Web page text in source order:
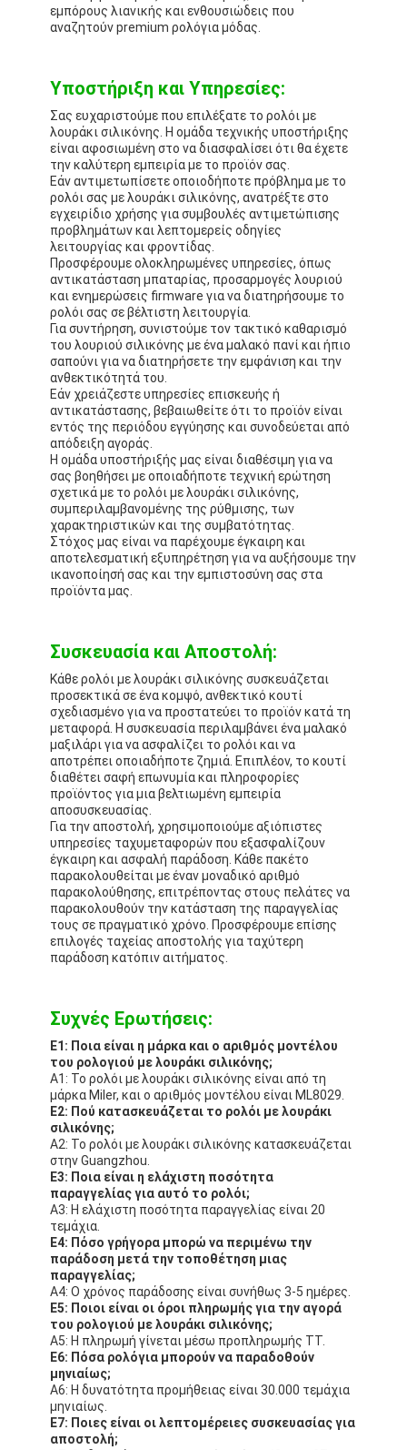
εμπόρους λιανικής και ενθουσιώδεις που
αναζητούν premium ρολόγια μόδας.
Υποστήριξη και Υπηρεσίες:
Σας ευχαριστούμε που επιλέξατε το ρολόι με
λουράκι σιλικόνης. Η ομάδα τεχνικής υποστήριξης
είναι αφοσιωμένη στο να διασφαλίσει ότι θα έχετε
την καλύτερη εμπειρία με το προϊόν σας.
Εάν αντιμετωπίσετε οποιοδήποτε πρόβλημα με το
ρολόι σας με λουράκι σιλικόνης, ανατρέξτε στο
εγχειρίδιο χρήσης για συμβουλές αντιμετώπισης
προβλημάτων και λεπτομερείς οδηγίες
λειτουργίας και φροντίδας.
Προσφέρουμε ολοκληρωμένες υπηρεσίες, όπως
αντικατάσταση μπαταρίας, προσαρμογές λουριού
και ενημερώσεις firmware για να διατηρήσουμε το
ρολόι σας σε βέλτιστη λειτουργία.
Για συντήρηση, συνιστούμε τον τακτικό καθαρισμό
του λουριού σιλικόνης με ένα μαλακό πανί και ήπιο
σαπούνι για να διατηρήσετε την εμφάνιση και την
ανθεκτικότητά του.
Εάν χρειάζεστε υπηρεσίες επισκευής ή
αντικατάστασης, βεβαιωθείτε ότι το προϊόν είναι
εντός της περιόδου εγγύησης και συνοδεύεται από
απόδειξη αγοράς.
Η ομάδα υποστήριξής μας είναι διαθέσιμη για να
σας βοηθήσει με οποιαδήποτε τεχνική ερώτηση
σχετικά με το ρολόι με λουράκι σιλικόνης,
συμπεριλαμβανομένης της ρύθμισης, των
χαρακτηριστικών και της συμβατότητας.
Στόχος μας είναι να παρέχουμε έγκαιρη και
αποτελεσματική εξυπηρέτηση για να αυξήσουμε την
ικανοποίησή σας και την εμπιστοσύνη σας στα
προϊόντα μας.
Συσκευασία και Αποστολή:
Κάθε ρολόι με λουράκι σιλικόνης συσκευάζεται
προσεκτικά σε ένα κομψό, ανθεκτικό κουτί
σχεδιασμένο για να προστατεύει το προϊόν κατά τη
μεταφορά. Η συσκευασία περιλαμβάνει ένα μαλακό
μαξιλάρι για να ασφαλίζει το ρολόι και να
αποτρέπει οποιαδήποτε ζημιά. Επιπλέον, το κουτί
διαθέτει σαφή επωνυμία και πληροφορίες
προϊόντος για μια βελτιωμένη εμπειρία
αποσυσκευασίας.
Για την αποστολή, χρησιμοποιούμε αξιόπιστες
υπηρεσίες ταχυμεταφορών που εξασφαλίζουν
έγκαιρη και ασφαλή παράδοση. Κάθε πακέτο
παρακολουθείται με έναν μοναδικό αριθμό
παρακολούθησης, επιτρέποντας στους πελάτες να
παρακολουθούν την κατάσταση της παραγγελίας
τους σε πραγματικό χρόνο. Προσφέρουμε επίσης
επιλογές ταχείας αποστολής για ταχύτερη
παράδοση κατόπιν αιτήματος.
Συχνές Ερωτήσεις:
Ε1: Ποια είναι η μάρκα και ο αριθμός μοντέλου
του ρολογιού με λουράκι σιλικόνης;
Α1: Το ρολόι με λουράκι σιλικόνης είναι από τη
μάρκα Miler, και ο αριθμός μοντέλου είναι ML8029.
Ε2: Πού κατασκευάζεται το ρολόι με λουράκι
σιλικόνης;
Α2: Το ρολόι με λουράκι σιλικόνης κατασκευάζεται
στην Guangzhou.
Ε3: Ποια είναι η ελάχιστη ποσότητα
παραγγελίας για αυτό το ρολόι;
Α3: Η ελάχιστη ποσότητα παραγγελίας είναι 20
τεμάχια.
Ε4: Πόσο γρήγορα μπορώ να περιμένω την
παράδοση μετά την τοποθέτηση μιας
παραγγελίας;
Α4: Ο χρόνος παράδοσης είναι συνήθως 3-5 ημέρες.
Ε5: Ποιοι είναι οι όροι πληρωμής για την αγορά
του ρολογιού με λουράκι σιλικόνης;
Α5: Η πληρωμή γίνεται μέσω προπληρωμής TT.
Ε6: Πόσα ρολόγια μπορούν να παραδοθούν
μηνιαίως;
Α6: Η δυνατότητα προμήθειας είναι 30.000 τεμάχια
μηνιαίως.
Ε7: Ποιες είναι οι λεπτομέρειες συσκευασίας για
αποστολή;